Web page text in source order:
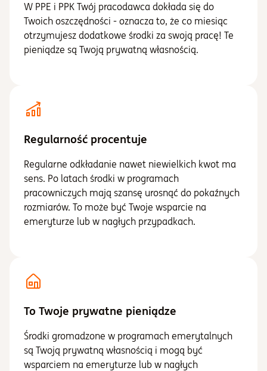
W PPE i PPK Twój pracodawca dokłada się do
Twoich oszczędności - oznacza to, że co miesiąc
otrzymujesz dodatkowe środki za swoją pracę! Te
pieniądze są Twoją prywatną własnością.
Regularność procentuje
Regularne odkładanie nawet niewielkich kwot ma
sens. Po latach środki w programach
pracowniczych mają szansę urosnąć do pokaźnych
rozmiarów. To może być Twoje wsparcie na
emeryturze lub w nagłych przypadkach.
To Twoje prywatne pieniądze
Środki gromadzone w programach emerytalnych
są Twoją prywatną własnością i mogą być
wsparciem na emeryturze lub w nagłych